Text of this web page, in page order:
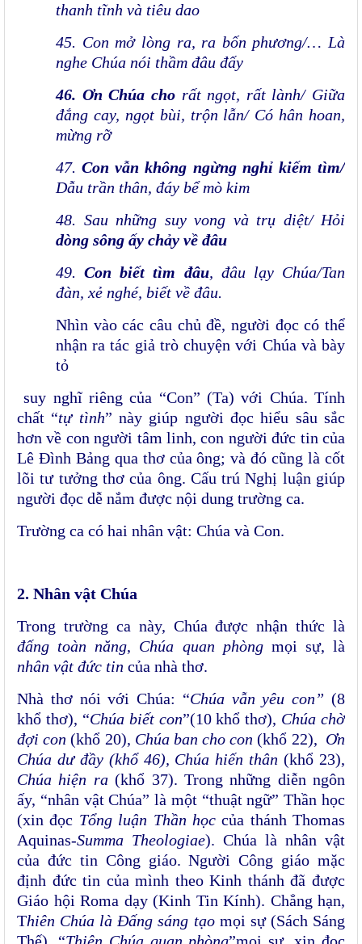
thanh tĩnh và tiêu dao
45. Con mở lòng ra, ra bốn phương/… Là
nghe Chúa nói thầm đâu đấy
46. Ơn Chúa cho rất ngọt, rất lành/ Giữa
đắng cay, ngọt bùi, trộn lẫn/ Có hân hoan,
mừng rỡ
47.Con vẫn không ngừng nghỉ kiếm tìm/
Dẫu trần thân, đáy bể mò kim
48. Sau những suy vong và trụ diệt/ Hỏi
dòng sông ấy chảy về đâu
49.Con biết tìm đâu, đâu lạy Chúa/Tan
đàn, xẻ nghé, biết về đâu.
Nhìn vào các câu chủ đề, người đọc có thể
nhận ra tác giả trò chuyện với Chúa và bày
tỏ
suy nghĩ riêng của “Con” (Ta) với Chúa. Tính
chất “tự tình” này giúp người đọc hiểu sâu sắc
hơn về con người tâm linh, con người đức tin của
Lê Đình Bảng qua thơ của ông; và đó cũng là cốt
lõi tư tưởng thơ của ông. Cấu trú Nghị luận giúp
người đọc dễ nắm được nội dung trường ca.
Trường ca có hai nhân vật: Chúa và Con.
2. Nhân vật Chúa
Trong trường ca này, Chúa được nhận thức là
đấng toàn năng, Chúa quan phòngmọi sự, là
nhân vật đức tin của nhà thơ.
Nhà thơ nói với Chúa: “Chúa vẫn yêu con” (8
khổ thơ), “Chúa biết con”(10 khổ thơ), Chúa chờ
đợi con(khổ 20), Chúa ban cho con(khổ 22), Ơn
Chúa dư đầy (khổ 46), Chúa hiến thân (khổ 23),
Chúa hiện ra(khổ 37). Trong những diễn ngôn
ấy, “nhân vật Chúa” là một “thuật ngữ” Thần học
(xin đọc Tổng luận Thần họccủa thánh Thomas
Aquinas-Summa Theologiae). Chúa là nhân vật
của đức tin Công giáo. Người Công giáo mặc
định đức tin của mình theo Kinh thánh đã được
Giáo hội Roma dạy (Kinh Tin Kính). Chẳng hạn,
Thiên Chúa là Đấng sáng tạo mọi sự (Sách Sáng